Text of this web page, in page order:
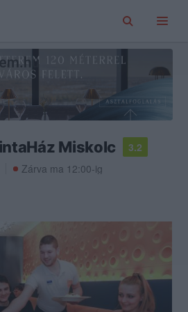
Miskolc
3.2
Zárva ma 12:00-ig